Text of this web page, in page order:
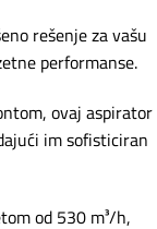
rešenje za vašu
performanse.
ovaj aspirator
im sofisticiran
od 530 m³/h,